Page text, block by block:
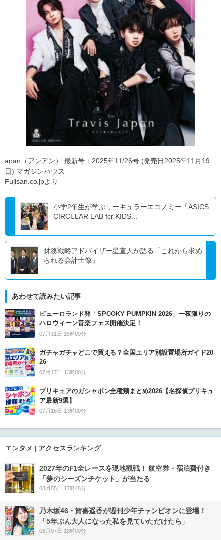
anan（アンアン） 最新号：2025年11/26号 (発売日2025年11月19
日) マガジンハウス
Fujisan.co.jpより
小学2年生が学ぶサーキュラーエコノミー「ASICS
CIRCULAR LAB for KIDS...
財務戦略アドバイザー星直人が語る「これから求め
られる会計士像」
あわせて読みたい記事
ピューロランド発「SPOOKY PUMPKIN 2026」一夜限りの
ハロウィーン音楽フェス開催決定！
07月31日 15時00分
ガチャガチャどこで買える？全国エリア別設置場所ガイド20
26
07月17日 13時00分
プリキュアのガシャポン全種類まとめ2026【名探偵プリキュ
ア最新9選】
07月16日 13時00分
エンタメ | アクセスランキング
2027年のF1全レースを現地観戦！ 航空券・宿泊費付き
「夢のシーズンチケット」が当たる
08月05日 17時48分
乃木坂46・賀喜遥香が週刊少年チャンピオンに登場！
「5年ぶん大人になった私を見ていただけたら」
08月07日 18時00分